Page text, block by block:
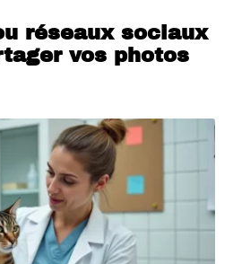
réseaux sociaux
vos photos